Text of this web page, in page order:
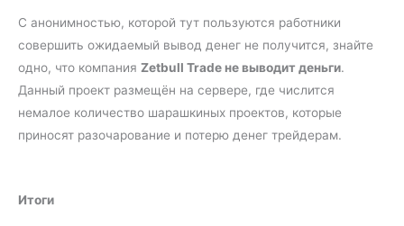
С анонимностью, которой тут пользуются работники
совершить ожидаемый вывод денег не получится, знайте
одно, что компания Zetbull Trade не выводит деньги.
Данный проект размещён на сервере, где числится
немалое количество шарашкиных проектов, которые
приносят разочарование и потерю денег трейдерам.
Итоги